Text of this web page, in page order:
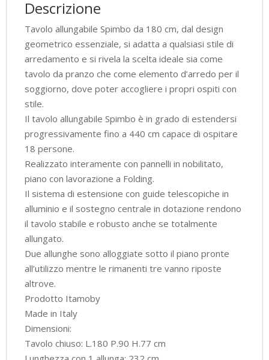
Descrizione
Tavolo allungabile Spimbo da 180 cm, dal design
geometrico essenziale, si adatta a qualsiasi stile di
arredamento e si rivela la scelta ideale sia come
tavolo da pranzo che come elemento d’arredo per il
soggiorno, dove poter accogliere i propri ospiti con
stile.
Il tavolo allungabile Spimbo è in grado di estendersi
progressivamente fino a 440 cm capace di ospitare
18 persone.
Realizzato interamente con pannelli in nobilitato,
piano con lavorazione a Folding.
Il sistema di estensione con guide telescopiche in
alluminio e il sostegno centrale in dotazione rendono
il tavolo stabile e robusto anche se totalmente
allungato.
Due allunghe sono alloggiate sotto il piano pronte
all’utilizzo mentre le rimanenti tre vanno riposte
altrove.
Prodotto Itamoby
Made in Italy
Dimensioni:
Tavolo chiuso: L.180 P.90 H.77 cm